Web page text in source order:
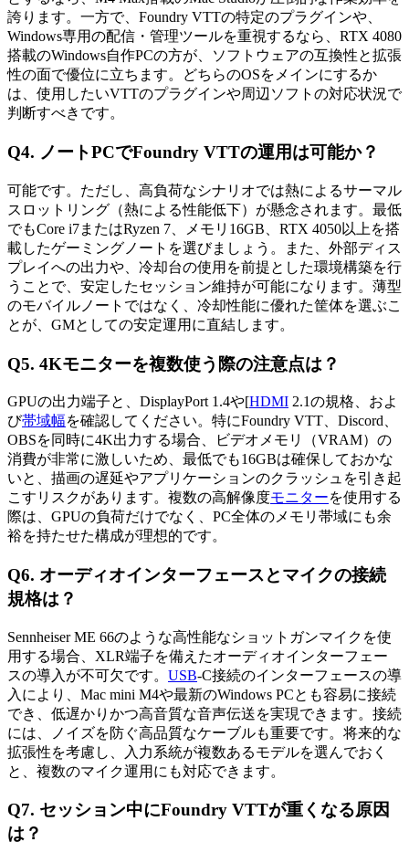
誇ります。一方で、Foundry VTTの特定のプラグインや、
Windows専用の配信・管理ツールを重視するなら、RTX 4080
搭載のWindows自作PCの方が、ソフトウェアの互換性と拡張
性の面で優位に立ちます。どちらのOSをメインにするか
は、使用したいVTTのプラグインや周辺ソフトの対応状況で
判断すべきです。
Q4. ノートPCでFoundry VTTの運用は可能か？
可能です。ただし、高負荷なシナリオでは熱によるサーマル
スロットリング（熱による性能低下）が懸念されます。最低
でもCore i7またはRyzen 7、メモリ16GB、RTX 4050以上を搭
載したゲーミングノートを選びましょう。また、外部ディス
プレイへの出力や、冷却台の使用を前提とした環境構築を行
うことで、安定したセッション維持が可能になります。薄型
のモバイルノートではなく、冷却性能に優れた筐体を選ぶこ
とが、GMとしての安定運用に直結します。
Q5. 4Kモニターを複数使う際の注意点は？
GPUの出力端子と、DisplayPort 1.4や[HDMI 2.1の規格、およ
び帯域幅を確認してください。特にFoundry VTT、Discord、
OBSを同時に4K出力する場合、ビデオメモリ（VRAM）の
消費が非常に激しいため、最低でも16GBは確保しておかな
いと、描画の遅延やアプリケーションのクラッシュを引き起
こすリスクがあります。複数の高解像度モニターを使用する
際は、GPUの負荷だけでなく、PC全体のメモリ帯域にも余
裕を持たせた構成が理想的です。
Q6. オーディオインターフェースとマイクの接続
規格は？
Sennheiser ME 66のような高性能なショットガンマイクを使
用する場合、XLR端子を備えたオーディオインターフェー
スの導入が不可欠です。 USB-C接続のインターフェースの導
入により、Mac mini M4や最新のWindows PCとも容易に接続
でき、低遅かりかつ高音質な音声伝送を実現できます。接続
には、ノイズを防ぐ高品質なケーブルも重要です。将来的な
拡張性を考慮し、入力系統が複数あるモデルを選んでおく
と、複数のマイク運用にも対応できます。
Q7. セッション中にFoundry VTTが重くなる原因
は？